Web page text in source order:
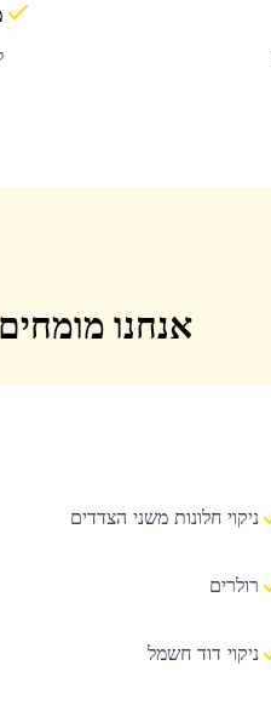
אנחנו
ניקוי חלונות משני הצדדים
רולרים
ניקוי דוד חשמל